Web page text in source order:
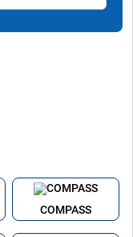
COMPASS